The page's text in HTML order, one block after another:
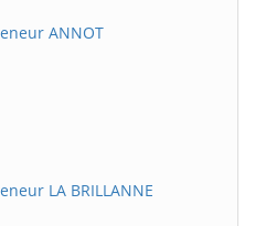
ANNOT
LA BRILLANNE